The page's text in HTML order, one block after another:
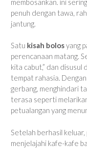
membosankan. ini
penuh dengan tawa,
jantung.
Satu kisah bolosyang
perencanaan matang.
kita cabut,” dan
tempat rahasia.
gerbang, menghindari
terasa seperti
petualangan yang
Setelah berhasil keluar,
menjelajahi kafe-kafe